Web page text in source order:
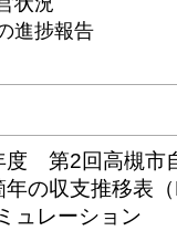
進捗報告
第2回高槻市
の収支推移表（
ュレーション